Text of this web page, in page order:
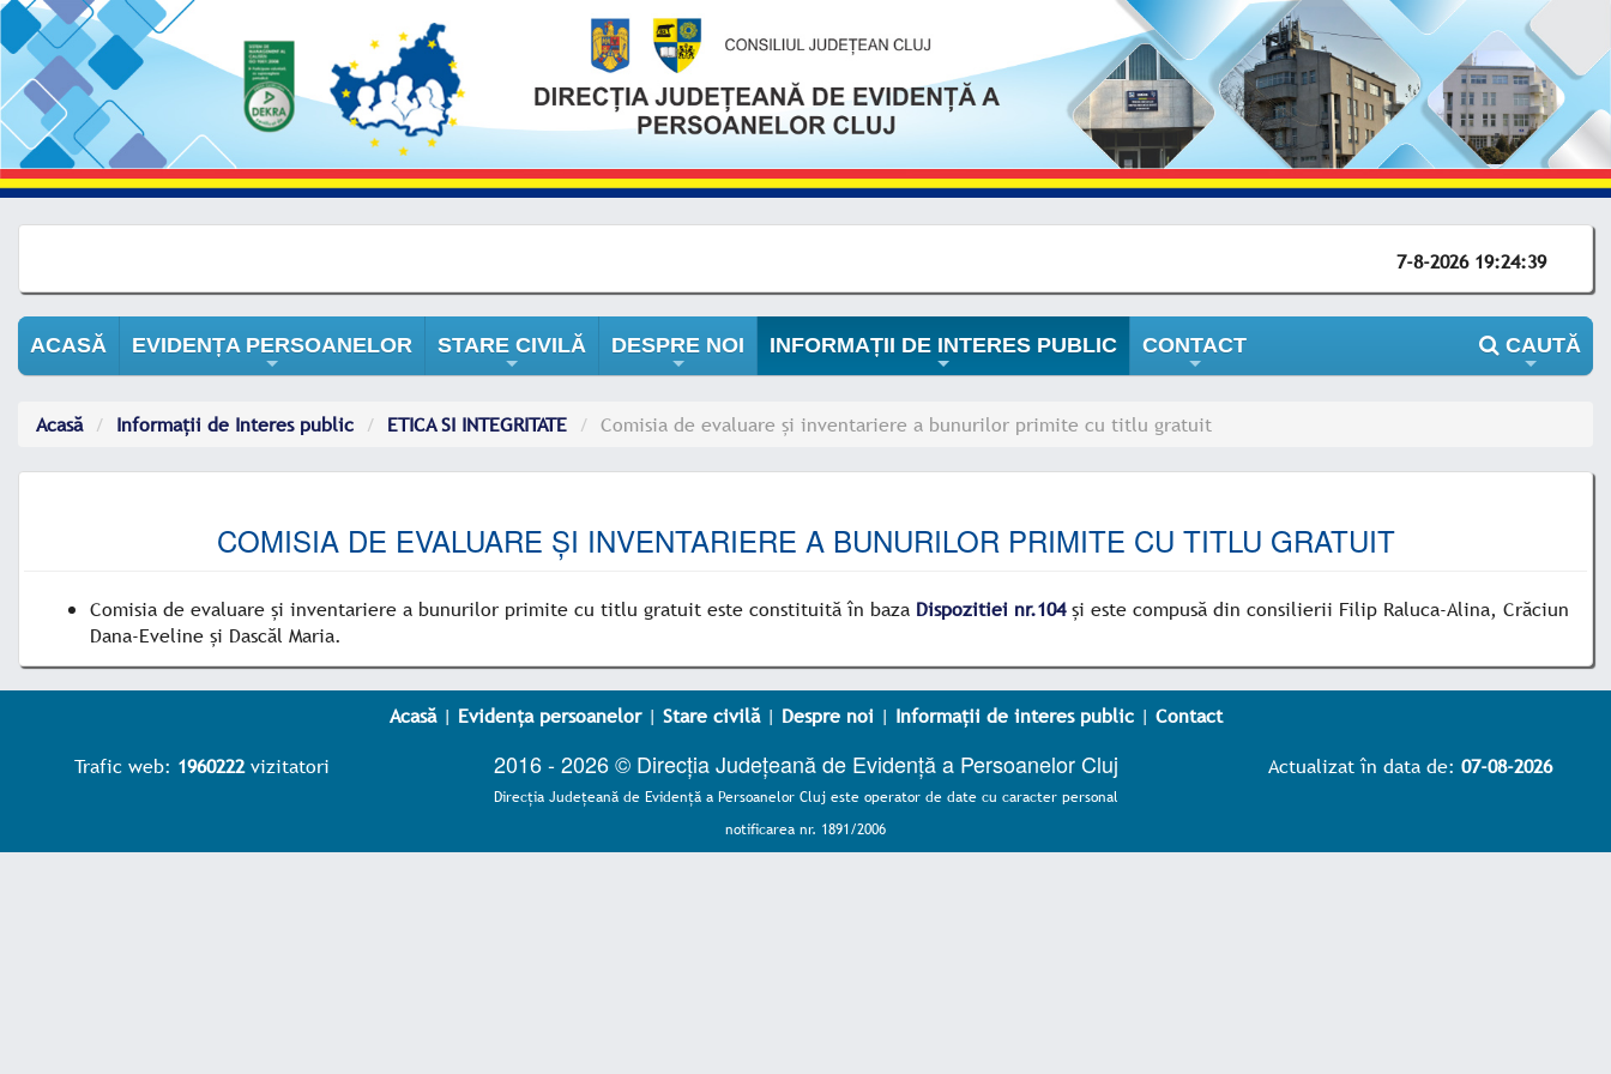
7-8-2026 19:24:39
ACASĂ EVIDENȚA PERSOANELOR STARE CIVILĂ DESPRE NOI INFORMAȚII DE INTERES PUBLIC CONTACT CAUTĂ
Acasă Informații de Interes public ETICA SI INTEGRITATE Comisia de evaluare și inventariere a bunurilor primite cu titlu gratuit
COMISIA DE EVALUARE ȘI INVENTARIERE A BUNURILOR PRIMITE CU TITLU GRATUIT
Comisia de evaluare și inventariere a bunurilor primite cu titlu gratuit este constituită în baza Dispozitiei nr.104și este compusă din consilierii Filip Raluca-Alina, Crăciun
Dana-Eveline și Dascăl Maria.
Acasă| Evidența persoanelor| Stare civilă| Despre noi| Informații de interes public| Contact
Trafic web: 1960222vizitatori 2016 - 2026 © Direcția Județeană de Evidență a Persoanelor Cluj
Direcţia Judeţeană de Evidenţă a Persoanelor Cluj este operator de date cu caracter personal
notificarea nr. 1891/2006
Actualizat în data de: 07-08-2026